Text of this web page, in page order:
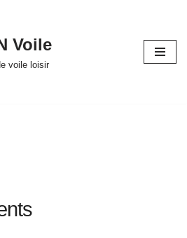
Voile
voile loisir